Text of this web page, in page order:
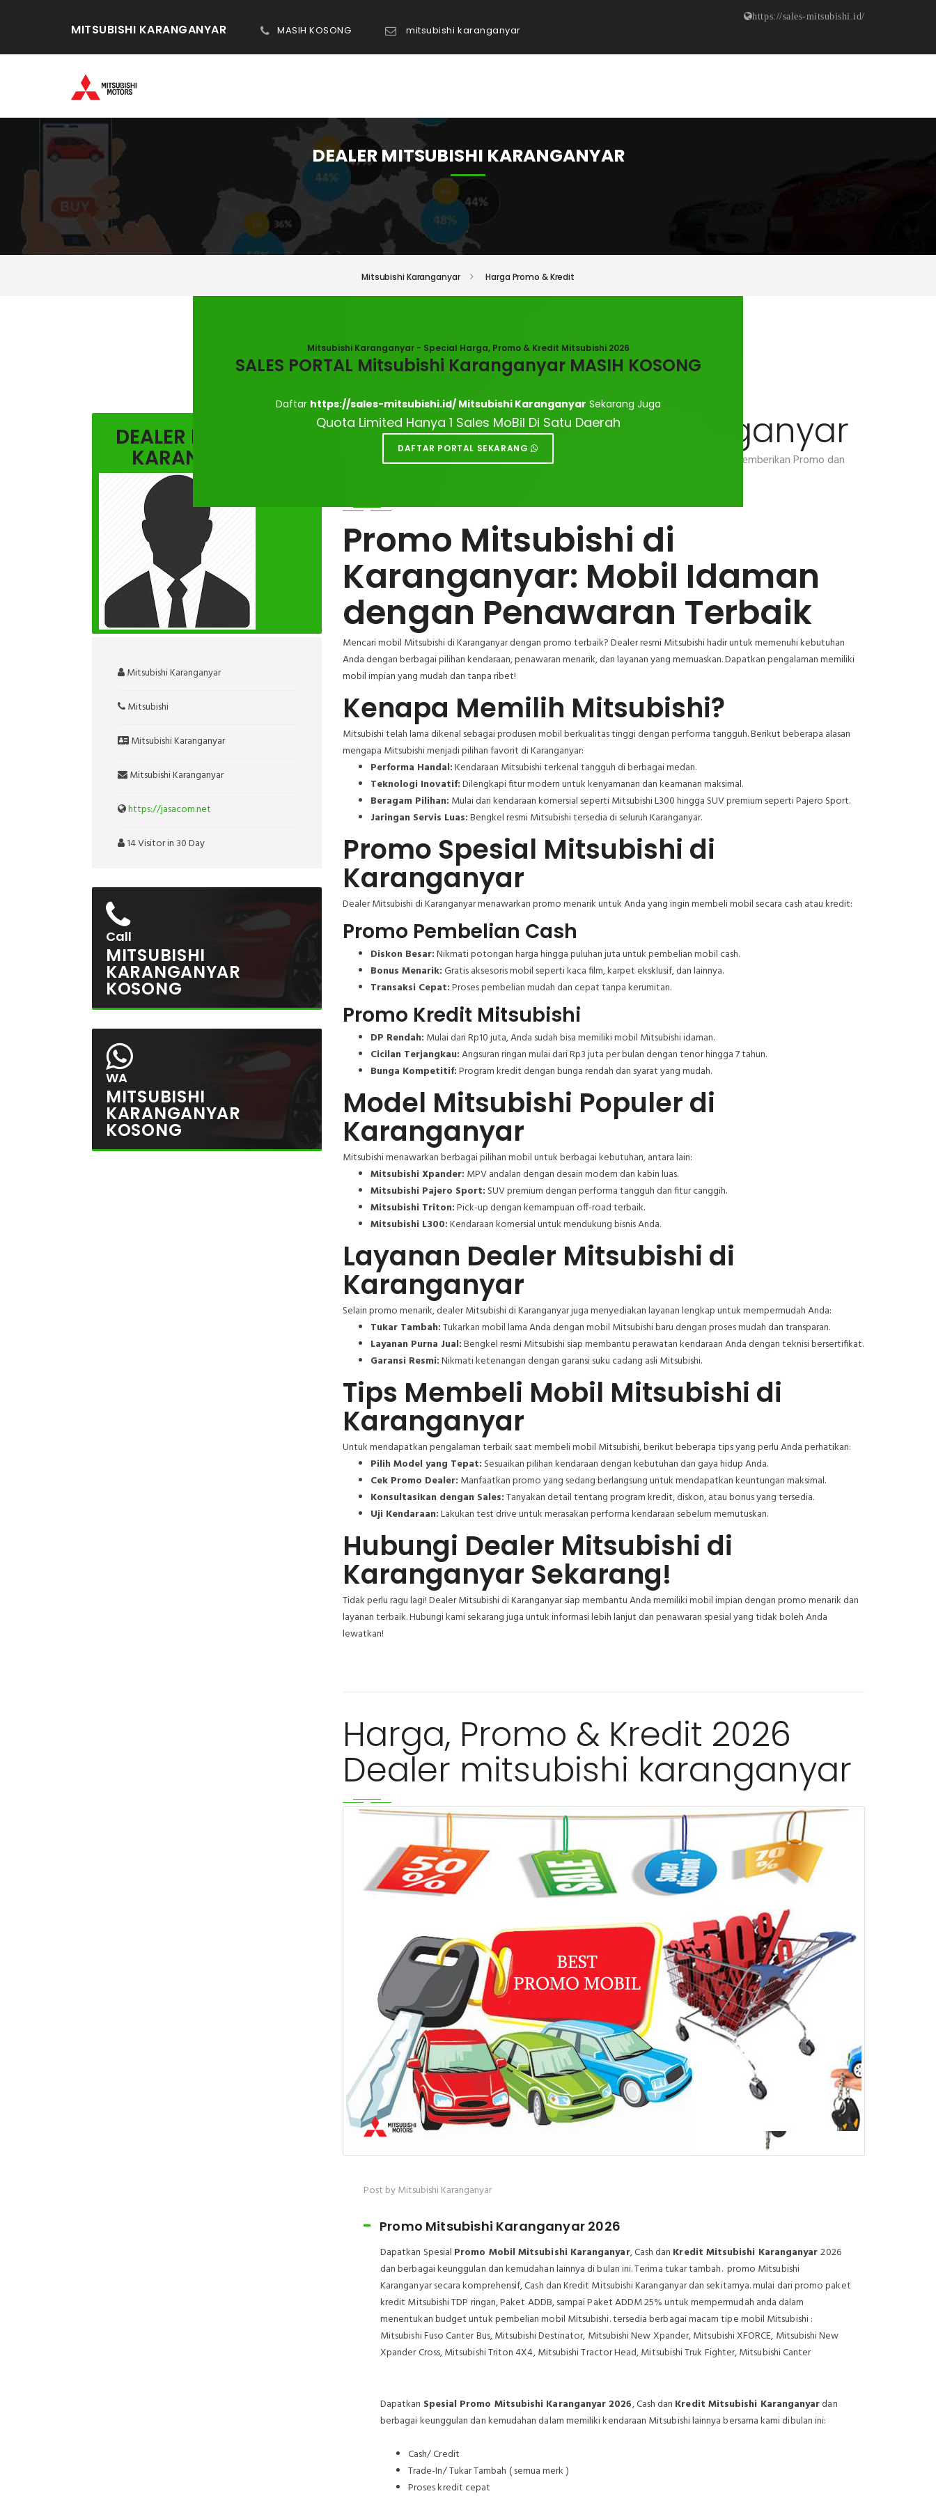
MITSUBISHI KARANGANYAR MASIH KOSONG mitsubishi karanganyar
https://sales-mitsubishi.id/
DAFTAR PORTAL
DEALER MITSUBISHI KARANGANYAR
Mitsubishi Karanganyar Harga Promo & Kredit
Mitsubishi Karanganyar - Special Harga, Promo & Kredit Mitsubishi 2026
SALES PORTAL Mitsubishi Karanganyar MASIH KOSONG
Daftar https://sales-mitsubishi.id/ Mitsubishi Karanganyar Sekarang Juga
Quota Limited Hanya 1 Sales MoBil Di Satu Daerah
DAFTAR PORTAL SEKARANG
DEALER MITSUBISHI
KARANGANYAR
Mitsubishi Karanganyar
Mitsubishi
Mitsubishi Karanganyar
Mitsubishi Karanganyar
https://jasacom.net
14 Visitor in 30 Day
Call
MITSUBISHI
KARANGANYAR
KOSONG
WA
MITSUBISHI
KARANGANYAR
KOSONG
Dealer Mitsubishi Karanganyar
Sales Dealer Mitsubishi Karanganyar, Menerima Pembelian Cash / Kredit Mitsubishi. Memberikan Promo dan
Promo Mitsubishi di
Karanganyar: Mobil Idaman
dengan Penawaran Terbaik
Mencari mobil Mitsubishi di Karanganyar dengan promo terbaik? Dealer resmi Mitsubishi hadir untuk memenuhi kebutuhan
Anda dengan berbagai pilihan kendaraan, penawaran menarik, dan layanan yang memuaskan. Dapatkan pengalaman memiliki
mobil impian yang mudah dan tanpa ribet!
Kenapa Memilih Mitsubishi?
Mitsubishi telah lama dikenal sebagai produsen mobil berkualitas tinggi dengan performa tangguh. Berikut beberapa alasan
mengapa Mitsubishi menjadi pilihan favorit di Karanganyar:
Performa Handal:Kendaraan Mitsubishi terkenal tangguh di berbagai medan.
Teknologi Inovatif:Dilengkapi fitur modern untuk kenyamanan dan keamanan maksimal.
Beragam Pilihan: Mulai dari kendaraan komersial seperti Mitsubishi L300 hingga SUV premium seperti Pajero Sport.
Jaringan Servis Luas:Bengkel resmi Mitsubishi tersedia di seluruh Karanganyar.
Promo Spesial Mitsubishi di
Karanganyar
Dealer Mitsubishi di Karanganyar menawarkan promo menarik untuk Anda yang ingin membeli mobil secara cash atau kredit:
Promo Pembelian Cash
Diskon Besar:Nikmati potongan harga hingga puluhan juta untuk pembelian mobil cash.
Bonus Menarik:Gratis aksesoris mobil seperti kaca film, karpet eksklusif, dan lainnya.
Transaksi Cepat:Proses pembelian mudah dan cepat tanpa kerumitan.
Promo Kredit Mitsubishi
DP Rendah: Mulai dari Rp10 juta, Anda sudah bisa memiliki mobil Mitsubishi idaman.
Cicilan Terjangkau:Angsuran ringan mulai dari Rp3 juta per bulan dengan tenor hingga 7 tahun.
Bunga Kompetitif:Program kredit dengan bunga rendah dan syarat yang mudah.
Model Mitsubishi Populer di
Karanganyar
Mitsubishi menawarkan berbagai pilihan mobil untuk berbagai kebutuhan, antara lain:
Mitsubishi Xpander: MPV andalan dengan desain modern dan kabin luas.
Mitsubishi Pajero Sport: SUV premium dengan performa tangguh dan fitur canggih.
Mitsubishi Triton:Pick-up dengan kemampuan off-road terbaik.
Mitsubishi L300:Kendaraan komersial untuk mendukung bisnis Anda.
Layanan Dealer Mitsubishi di
Karanganyar
Selain promo menarik, dealer Mitsubishi di Karanganyar juga menyediakan layanan lengkap untuk mempermudah Anda:
Tukar Tambah:Tukarkan mobil lama Anda dengan mobil Mitsubishi baru dengan proses mudah dan transparan.
Layanan Purna Jual:Bengkel resmi Mitsubishi siap membantu perawatan kendaraan Anda dengan teknisi bersertifikat.
Garansi Resmi:Nikmati ketenangan dengan garansi suku cadang asli Mitsubishi.
Tips Membeli Mobil Mitsubishi di
Karanganyar
Untuk mendapatkan pengalaman terbaik saat membeli mobil Mitsubishi, berikut beberapa tips yang perlu Anda perhatikan:
Pilih Model yang Tepat: Sesuaikan pilihan kendaraan dengan kebutuhan dan gaya hidup Anda.
Cek Promo Dealer: Manfaatkan promo yang sedang berlangsung untuk mendapatkan keuntungan maksimal.
Konsultasikan dengan Sales:Tanyakan detail tentang program kredit, diskon, atau bonus yang tersedia.
Uji Kendaraan:Lakukan test drive untuk merasakan performa kendaraan sebelum memutuskan.
Hubungi Dealer Mitsubishi di
Karanganyar Sekarang!
Tidak perlu ragu lagi! Dealer Mitsubishi di Karanganyar siap membantu Anda memiliki mobil impian dengan promo menarik dan
layanan terbaik. Hubungi kami sekarang juga untuk informasi lebih lanjut dan penawaran spesial yang tidak boleh Anda
lewatkan!
Harga, Promo & Kredit 2026
Dealer mitsubishi karanganyar
Post by Mitsubishi Karanganyar
Promo Mitsubishi Karanganyar 2026
Dapatkan Spesial Promo Mobil Mitsubishi Karanganyar, Cash dan Kredit Mitsubishi Karanganyar2026
dan berbagai keunggulan dan kemudahan lainnya di bulan ini. Terima tukar tambah. promo Mitsubishi
Karanganyar secara komprehensif, Cash dan Kredit Mitsubishi Karanganyar dan sekitarnya. mulai dari promo paket
kredit Mitsubishi TDP ringan, Paket ADDB, sampai Paket ADDM 25% untuk mempermudah anda dalam
menentukan budget untuk pembelian mobil Mitsubishi. tersedia berbagai macam tipe mobil Mitsubishi :
Mitsubishi Fuso Canter Bus, Mitsubishi Destinator, Mitsubishi New Xpander, Mitsubishi XFORCE, Mitsubishi New
Xpander Cross, Mitsubishi Triton 4X4, Mitsubishi Tractor Head, Mitsubishi Truk Fighter, Mitsubishi Canter
Dapatkan Spesial Promo Mitsubishi Karanganyar 2026, Cash dan Kredit Mitsubishi Karanganyardan
berbagai keunggulan dan kemudahan dalam memiliki kendaraan Mitsubishi lainnya bersama kami dibulan ini:
Cash/ Credit
Trade-In/ Tukar Tambah ( semua merk )
Proses kredit cepat